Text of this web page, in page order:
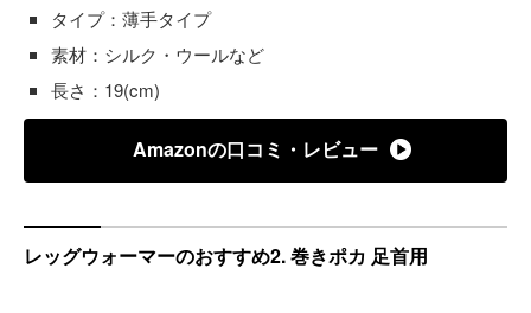
タイプ：薄手タイプ
素材：シルク・ウールなど
長さ：19(cm)
Amazonの口コミ・レビュー
レッグウォーマーのおすすめ2. 巻きポカ 足首用